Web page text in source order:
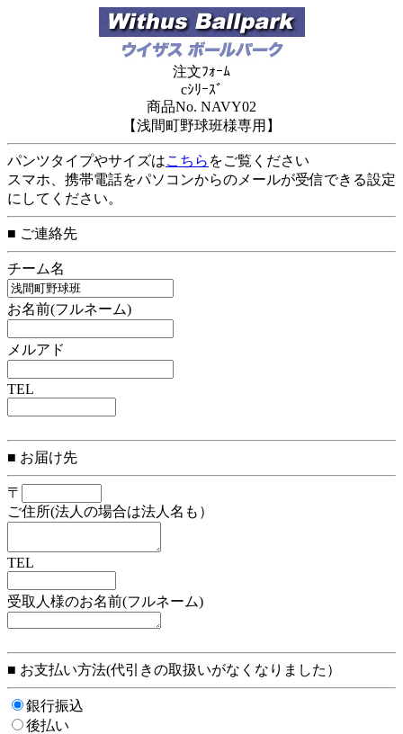
注文ﾌｫｰﾑ
cｼﾘｰｽﾞ
商品No. NAVY02
【浅間町野球班様専用】
パンツタイプやサイズはこちら をご覧ください
スマホ、携帯電話をパソコンからのメールが受信できる設定
にしてください。
■ ご連絡先
チーム名
お名前(フルネーム)
メルアド
TEL
■ お届け先
〒
ご住所(法人の場合は法人名も）
TEL
受取人様のお名前(フルネーム)
■ お支払い方法(代引きの取扱いがなくなりました）
銀行振込
後払い